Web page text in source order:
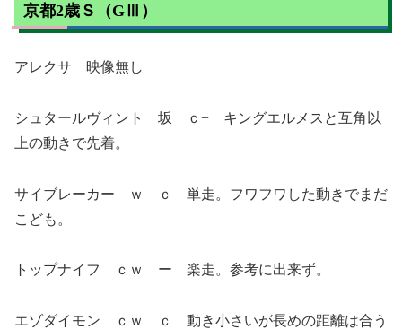
京都2歳Ｓ（GⅢ）
アレクサ 映像無し
シュタールヴィント 坂 ｃ+ キングエルメスと互角以
上の動きで先着。
サイブレーカー ｗ ｃ 単走。フワフワした動きでまだ
こども。
トップナイフ ｃｗ ー 楽走。参考に出来ず。
エゾダイモン ｃｗ ｃ 動き小さいが長めの距離は合う